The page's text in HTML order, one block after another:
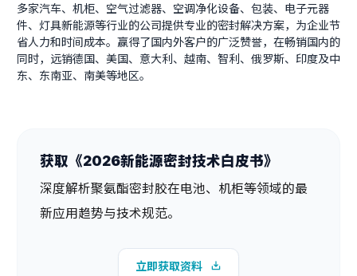
多家汽车、机柜、空气过滤器、空调净化设备、包装、电子元器
件、灯具新能源等行业的公司提供专业的密封解决方案，为企业节
省人力和时间成本。赢得了国内外客户的广泛赞誉，在畅销国内的
同时，远销德国、美国、意大利、越南、智利、俄罗斯、印度及中
东、东南亚、南美等地区。
获取《2026新能源密封技术白皮书》
深度解析聚氨酯密封胶在电池、机柜等领域的最
新应用趋势与技术规范。
立即获取资料